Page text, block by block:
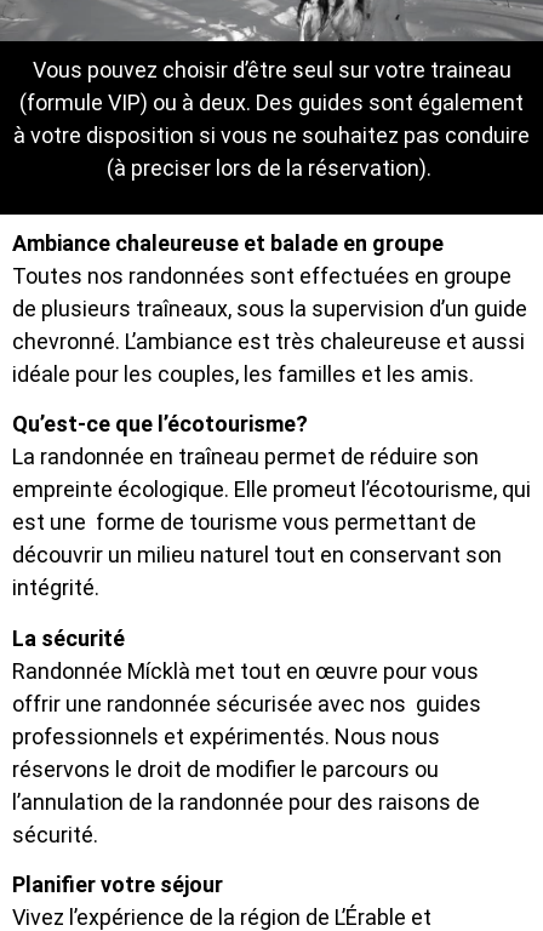
Vous pouvez choisir d’être seul sur votre traineau
(formule VIP) ou à deux. Des guides sont également
à votre disposition si vous ne souhaitez pas conduire
(à preciser lors de la réservation).
Ambiance chaleureuse et balade en groupe
Toutes nos randonnées sont effectuées en groupe
de plusieurs traîneaux, sous la supervision d’un guide
chevronné. L’ambiance est très chaleureuse et aussi
idéale pour les couples, les familles et les amis.
Qu’est-ce que l’écotourisme?
La randonnée en traîneau permet de réduire son
empreinte écologique. Elle promeut l’écotourisme, qui
est une forme de tourisme vous permettant de
découvrir un milieu naturel tout en conservant son
intégrité.
La sécurité
Randonnée Mícklà met tout en œuvre pour vous
offrir une randonnée sécurisée avec nos guides
professionnels et expérimentés. Nous nous
réservons le droit de modifier le parcours ou
l’annulation de la randonnée pour des raisons de
sécurité.
Planifier votre séjour
Vivez l’expérience de la région de L’Érable et